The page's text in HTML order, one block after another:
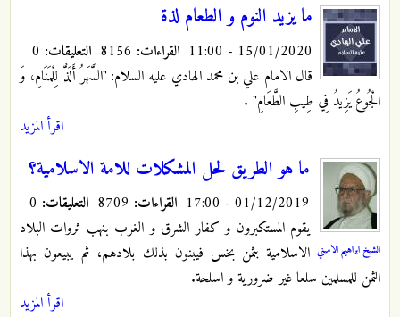
ما يزيد النوم و الطعام لذة
15/01/2020 - 11:00 القراءات: التعليقات:
قال الامام علي بن محمد الهادي عليه السلام: "السَّهَرُ أَلَذُّ لِلْمَنَامِ، وَ
الْجُوعُ يَزِيدُ فِي طِيبِ‏ الطَّعَامِ‏"‏ .
اقرأ المزيد
الشيخ ابراهيم الاميني
ما هو الطريق لحل المشكلات للامة الاسلامية؟
01/12/2019 - 17:00 القراءات: التعليقات:
يقوم المستكبرون و كفار الشرق و الغرب بنهب ثروات البلاد
الاسلامية بثمن بخس فيبنون بذلك بلادهم، ثم يبيعون بهذا
الثمن للمسلمين سلعا غير ضرورية و اسلحة.
اقرأ المزيد